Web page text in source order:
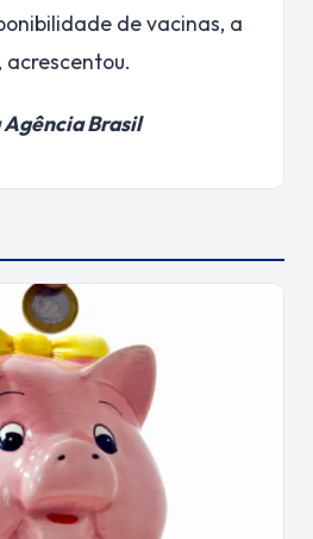
de vacinas, a
acrescentou.
Brasil